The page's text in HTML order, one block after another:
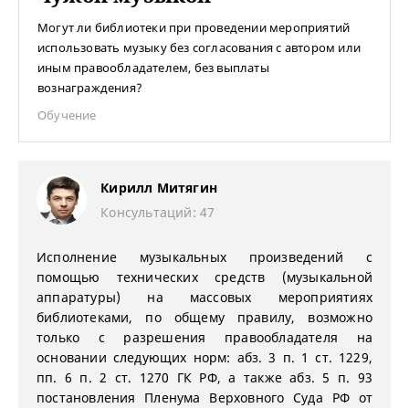
Могут ли библиотеки при проведении мероприятий
использовать музыку без согласования с автором или
иным правообладателем, без выплаты
вознаграждения?
Обучение
Кирилл Митягин
Консультаций: 47
Исполнение музыкальных произведений с
помощью технических средств (музыкальной
аппаратуры) на массовых мероприятиях
библиотеками, по общему правилу, возможно
только с разрешения правообладателя на
основании следующих норм: абз. 3 п. 1 ст. 1229,
пп. 6 п. 2 ст. 1270 ГК РФ, а также абз. 5 п. 93
постановления Пленума Верховного Суда РФ от